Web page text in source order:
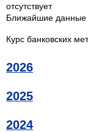
отсутствует
Ближайшие данные
Курс банковских
2026
2025
2024